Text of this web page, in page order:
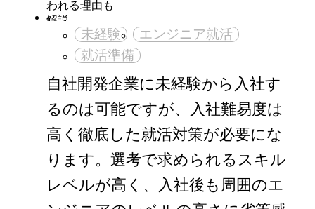
未経験
エンジニア就活
就活準備
自社開発企業に未経験から入社す
るのは可能ですが、入社難易度は
高く徹底した就活対策が必要にな
ります。選考で求められるスキル
レベルが高く、入社後も周囲のエ